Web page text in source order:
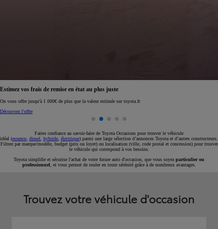
Réservez en ligne votre occasion pour 1€ seulement
Réservez en ligne
Faites confiance au savoir-faire de Toyota Occasions pour trouver le véhicule
idéal (essence diesel hybride électrique) parmi une large sélection d’annonces Toyota et d’autres constructeurs.
Filtrez par marque/modèle, budget (prix ou loyer) ou localisation (ville, code postal et concession) pour trouver
le véhicule qui correspond à vos besoins.
Toyota simplifie et sécurise l'achat de votre future auto d'occasion, que vous soyez particulier ou
professionnel , et vous permet de rouler en toute sérénité grâce à de nombreux avantages.
Trouvez votre véhicule d'occasion